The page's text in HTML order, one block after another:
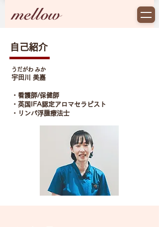
​自己紹介
​うだがわ みか
宇田川 美嘉
・看護師/保健師
・英国IFA認定アロマセラピスト
​・リンパ浮腫療法士